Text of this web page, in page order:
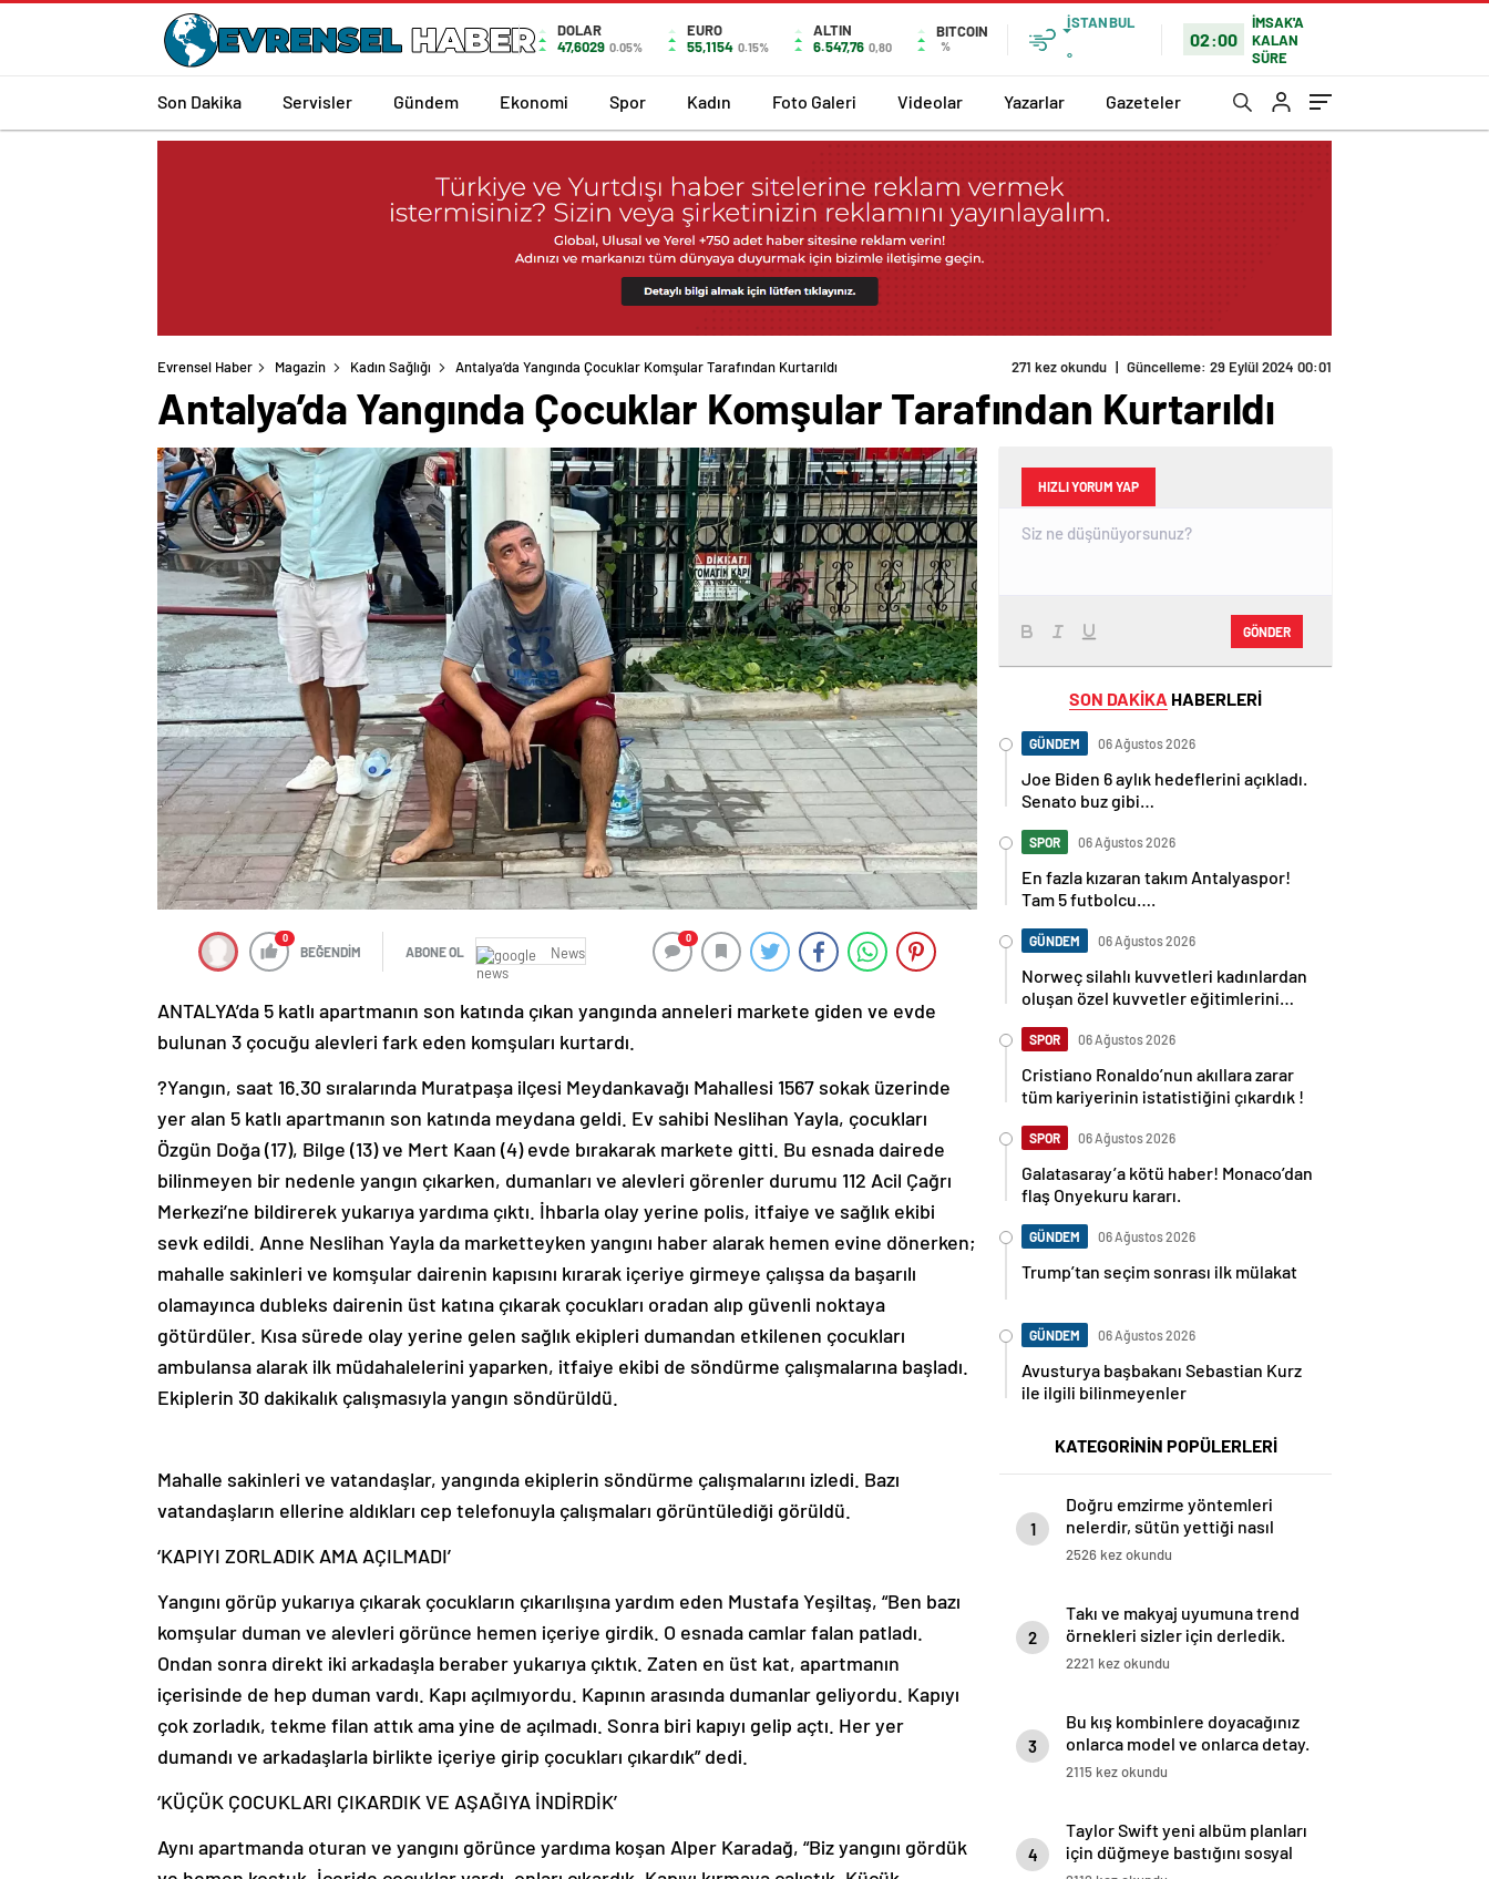
DOLAR
47,6029 0.05%
EURO
55,1154 0.15%
ALTIN
6.547,76 0,80
BITCOIN
%
İSTANBUL
°
02:00
İMSAK'A
KALAN
SÜRE
Son Dakika Servisler Gündem Ekonomi Spor Kadın Foto Galeri Videolar Yazarlar Gazeteler
Evrensel Haber Magazin Kadın Sağlığı Antalya’da Yangında Çocuklar Komşular Tarafından Kurtarıldı 271 kez okundu | Güncelleme: 29 Eylül 2024 00:01
Antalya’da Yangında Çocuklar Komşular Tarafından Kurtarıldı
0
BEĞENDİM ABONE OL News
0
ANTALYA’da 5 katlı apartmanın son katında çıkan yangında anneleri markete giden ve evde
bulunan 3 çocuğu alevleri fark eden komşuları kurtardı.
?Yangın, saat 16.30 sıralarında Muratpaşa ilçesi Meydankavağı Mahallesi 1567 sokak üzerinde
yer alan 5 katlı apartmanın son katında meydana geldi. Ev sahibi Neslihan Yayla, çocukları
Özgün Doğa (17), Bilge (13) ve Mert Kaan (4) evde bırakarak markete gitti. Bu esnada dairede
bilinmeyen bir nedenle yangın çıkarken, dumanları ve alevleri görenler durumu 112 Acil Çağrı
Merkezi’ne bildirerek yukarıya yardıma çıktı. İhbarla olay yerine polis, itfaiye ve sağlık ekibi
sevk edildi. Anne Neslihan Yayla da marketteyken yangını haber alarak hemen evine dönerken;
mahalle sakinleri ve komşular dairenin kapısını kırarak içeriye girmeye çalışsa da başarılı
olamayınca dubleks dairenin üst katına çıkarak çocukları oradan alıp güvenli noktaya
götürdüler. Kısa sürede olay yerine gelen sağlık ekipleri dumandan etkilenen çocukları
ambulansa alarak ilk müdahalelerini yaparken, itfaiye ekibi de söndürme çalışmalarına başladı.
Ekiplerin 30 dakikalık çalışmasıyla yangın söndürüldü.
Mahalle sakinleri ve vatandaşlar, yangında ekiplerin söndürme çalışmalarını izledi. Bazı
vatandaşların ellerine aldıkları cep telefonuyla çalışmaları görüntülediği görüldü.
‘KAPIYI ZORLADIK AMA AÇILMADI’
Yangını görüp yukarıya çıkarak çocukların çıkarılışına yardım eden Mustafa Yeşiltaş, “Ben bazı
komşular duman ve alevleri görünce hemen içeriye girdik. O esnada camlar falan patladı.
Ondan sonra direkt iki arkadaşla beraber yukarıya çıktık. Zaten en üst kat, apartmanın
içerisinde de hep duman vardı. Kapı açılmıyordu. Kapının arasında dumanlar geliyordu. Kapıyı
çok zorladık, tekme filan attık ama yine de açılmadı. Sonra biri kapıyı gelip açtı. Her yer
dumandı ve arkadaşlarla birlikte içeriye girip çocukları çıkardık” dedi.
‘KÜÇÜK ÇOCUKLARI ÇIKARDIK VE AŞAĞIYA İNDİRDİK’
Aynı apartmanda oturan ve yangını görünce yardıma koşan Alper Karadağ, “Biz yangını gördük
HIZLI YORUM YAP
GÖNDER
SON DAKİKA HABERLERİ
GÜNDEM 06 Ağustos 2026
Joe Biden 6 aylık hedeflerini açıkladı.
Senato buz gibi…
SPOR 06 Ağustos 2026
En fazla kızaran takım Antalyaspor!
Tam 5 futbolcu….
GÜNDEM 06 Ağustos 2026
Norweç silahlı kuvvetleri kadınlardan
oluşan özel kuvvetler eğitimlerini
SPOR 06 Ağustos 2026
Cristiano Ronaldo’nun akıllara zarar
tüm kariyerinin istatistiğini çıkardık !
SPOR 06 Ağustos 2026
Galatasaray’a kötü haber! Monaco’dan
flaş Onyekuru kararı.
GÜNDEM 06 Ağustos 2026
Trump’tan seçim sonrası ilk mülakat
GÜNDEM 06 Ağustos 2026
Avusturya başbakanı Sebastian Kurz
ile ilgili bilinmeyenler
KATEGORİNİN POPÜLERLERİ
1
Doğru emzirme yöntemleri
nelerdir, sütün yettiği nasıl
anlaşılır?
2526 kez okundu
2
Takı ve makyaj uyumuna trend
örnekleri sizler için derledik.
2221 kez okundu
3
Bu kış kombinlere doyacağınız
onlarca model ve onlarca detay.
2115 kez okundu
4
Taylor Swift yeni albüm planları
için düğmeye bastığını sosyal
medyadan duyurdu!